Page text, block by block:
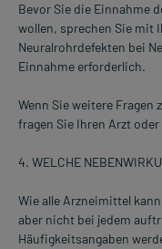
Bevor Sie die Einnahme
wollen, sprechen Sie mit
Neuralrohrdefekten bei
Einnahme erforderlich.
Wenn Sie weitere
fragen Sie Ihren Arzt
4. WELCHE
Wie alle Arzneimittel
aber nicht bei jedem
Häufigkeitsangaben